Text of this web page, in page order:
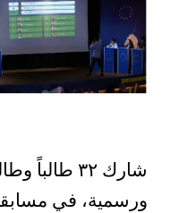
شارك ٣٢
ورسمية، في